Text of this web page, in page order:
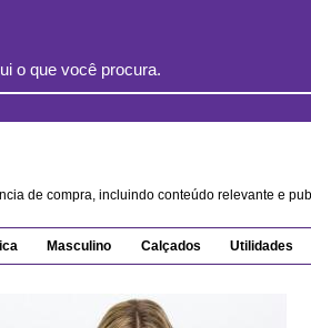
de compra, incluindo conteúdo relevante e
Masculino Calçados Utilidades